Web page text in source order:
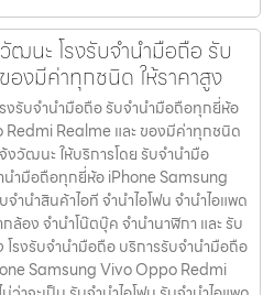
ฒนะ โรงรับจำนำมือถือ รับ
งมีค่าทุกชนิด ให้ราคาสูง
รับจำนำมือถือ รับจำนำมือถือทุกยี่ห้อ
Realme และ ของมีค่าทุกชนิด
วัฒนะ ให้บริการโดย รับจํานํามือ
นำมือถือทุกยี่ห้อ iPhone Samsung
นำสินค้าไอที จำนำไอโฟน จำนำไอแพด
ล้อง จำนำโน๊ตบุ๊ค จำนำนาฬิกา และ รับ
โรงรับจำนำมือถือ บริการรับจำนำมือถือ
Samsung Vivo Oppo Redmi